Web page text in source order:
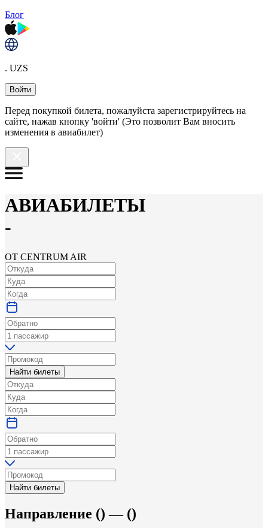
Блог
. UZS
Войти
Перед покупкой билета, пожалуйста зарегистрируйтесь на
сайте, нажав кнопку 'войти' (Это позволит Вам вносить
изменения в авиабилет)
АВИАБИЛЕТЫ
-
ОТ CENTRUM AIR
Найти билеты
Найти билеты
Направление () — ()